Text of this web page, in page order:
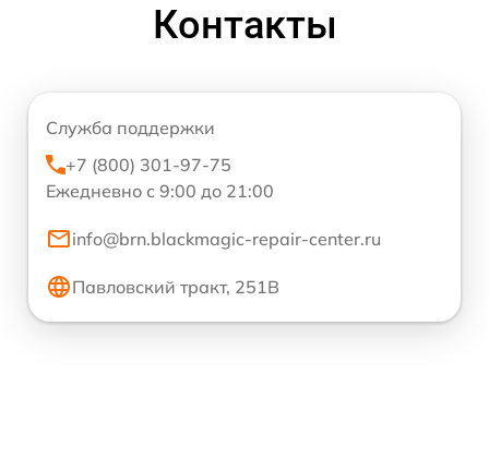
Контакты
Служба поддержки
+7 (800) 301-97-75
Ежедневно с 9:00 до 21:00
info@brn.blackmagic-repair-center.ru
Павловский тракт, 251В